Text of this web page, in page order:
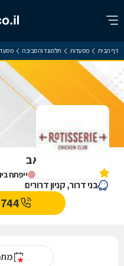
דף הבית מסעדות תל מונד והסביבה
ייפתח
רוטיסרי צ'יקן קלאב
בני דרור, קניון דרורים